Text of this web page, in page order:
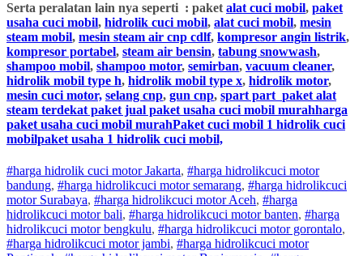
Serta peralatan lain nya seperti : paket alat cuci mobil, paket
usaha cuci mobil, hidrolik cuci mobil, alat cuci mobil, mesin
steam mobil, mesin steam air cnp cdlf, kompresor angin listrik,
kompresor portabel, steam air bensin, tabung snowwash,
shampoo mobil, shampoo motor, semirban, vacuum cleaner,
hidrolik mobil type h, hidrolik mobil type x, hidrolik motor,
mesin cuci motor, selang cnp, gun cnp, spart part paket alat
steam terdekat paket jual paket usaha cuci mobil murahharga
paket usaha cuci mobil murahPaket cuci mobil 1 hidrolik cuci
mobilpaket usaha 1 hidrolik cuci mobil,
#harga hidrolik cuci motor Jakarta, #harga hidrolikcuci motor
bandung, #harga hidrolikcuci motorsemarang, #harga hidrolikcuci
motorSurabaya, #harga hidrolikcuci motorAceh, #harga
hidrolikcuci motorbali, #harga hidrolikcuci motorbanten, #harga
hidrolikcuci motorbengkulu, #harga hidrolikcuci motorgorontalo,
#harga hidrolikcuci motorjambi, #harga hidrolikcuci motor